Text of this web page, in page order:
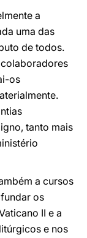
a
uma das
de todos.
os
tanto mais
a cursos
os
II e a
e nos